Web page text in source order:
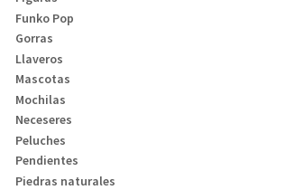
Funko Pop
Gorras
Llaveros
Mascotas
Mochilas
Neceseres
Peluches
Pendientes
Piedras naturales